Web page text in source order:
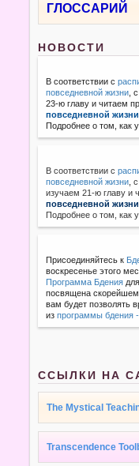
ГЛОССАРИЙ
НОВОСТИ
В соответствии с
повседневной жизни ,
23-ю главу и читаем
повседневной жизни
Подробнее о том, как
В соответствии с
повседневной жизни
изучаем 21-ю главу и
повседневной
Подробнее о том, как
Присоединяйтесь к
воскресенье этого
Программа Бдения
посвящена
вам будет позволять
изпрограммы бдения
ССЫЛКИ НА
The Mystical
Transcendence